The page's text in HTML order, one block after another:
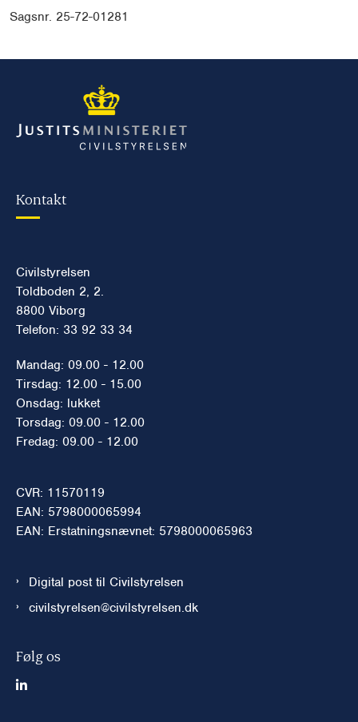
Sagsnr. 25-72-01281
Kontakt
Civilstyrelsen
Toldboden 2, 2.
8800 Viborg
Telefon: 33 92 33 34
Mandag: 09.00 - 12.00
Tirsdag: 12.00 - 15.00
Onsdag: lukket
Torsdag: 09.00 - 12.00
Fredag: 09.00 - 12.00
CVR: 11570119
EAN: 5798000065994
EAN: Erstatningsnævnet: 5798000065963
Digital post til Civilstyrelsen
civilstyrelsen@civilstyrelsen.dk
Følg os